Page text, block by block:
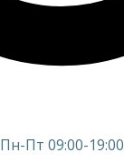
Пн-Пт 09:00-19:00